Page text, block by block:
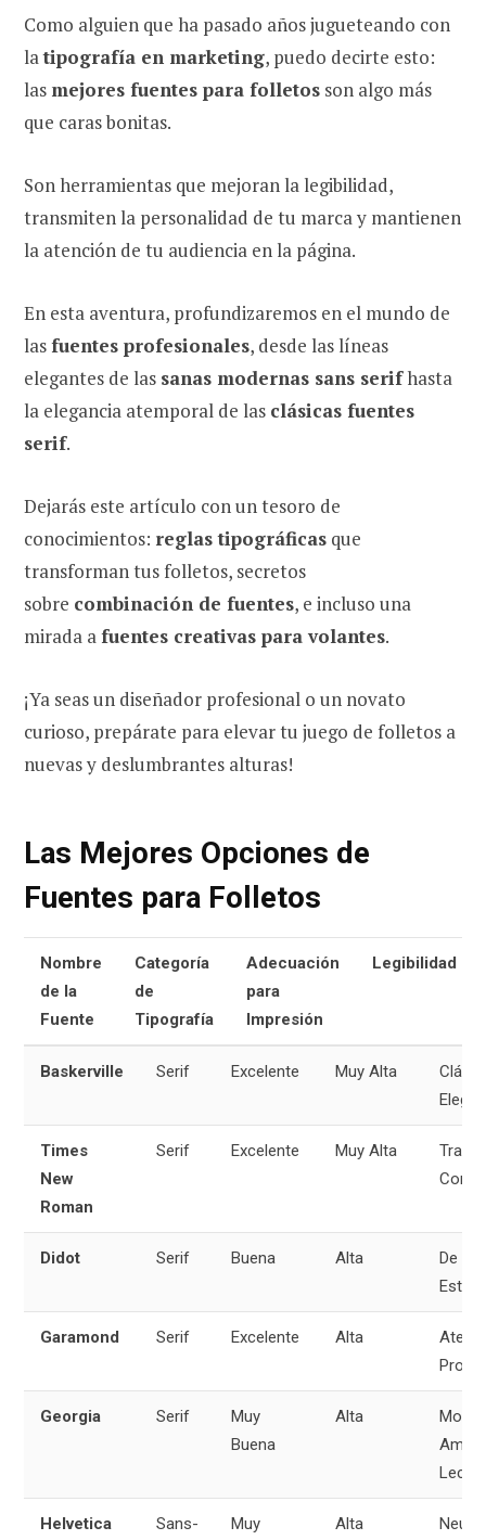
Como alguien que ha pasado años jugueteando con
latipografía en marketing, puedo decirte esto:
las mejores fuentes para folletos son algo más
que caras bonitas.
Son herramientas que mejoran la legibilidad,
transmiten la personalidad de tu marca y mantienen
la atención de tu audiencia en la página.
En esta aventura, profundizaremos en el mundo de
lasfuentes profesionales, desde las líneas
elegantes de las sanas modernas sans serifhasta
la elegancia atemporal de las clásicas fuentes
serif.
Dejarás este artículo con un tesoro de
conocimientos: reglas tipográficas que
transforman tus folletos, secretos
sobre combinación de fuentes, e incluso una
mirada afuentes creativas para volantes.
¡Ya seas un diseñador profesional o un novato
curioso, prepárate para elevar tu juego de folletos a
nuevas y deslumbrantes alturas!
Las Mejores Opciones de
Fuentes para Folletos
Nombre
de la
Fuente
Categoría
de
Tipografía
Adecuación
para
Impresión
Legibilidad
Baskerville Serif Excelente Muy Alta
Times
New
Roman
Serif Excelente Muy Alta
Didot Serif Buena Alta
De
Garamond Serif Excelente Alta
Georgia Serif
Muy
Buena
Alta
Lector
Helvetica
Sans-
Muy
Alta